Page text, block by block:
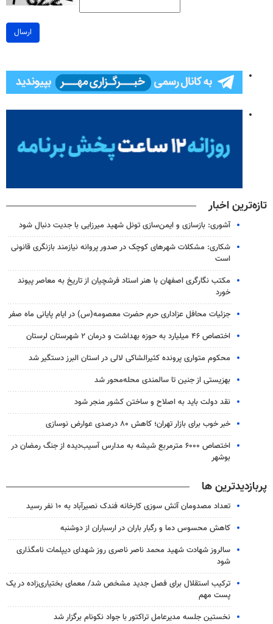
ارسال
تازه‌ترین اخبار
آشوری: بازسازی و ایمن‌سازی تونل شهید میرزایی با جدیت دنبال شود
شکاری: مشکلات شهرهای کوچک در صدور پروانه نیازمند بازنگری قانونی
است
مکتب نگارگری اصفهان با هنر استاد فرشچیان از تاریخ به معاصر پیوند
خورد
جزئیات محافل عزاداری حرم حضرت معصومه(س) در ایام پایانی ماه صفر
اختصاص ۴۶ میلیارد به حوزه بهداشت و درمان ۲ شهرستان لرستان
محکوم متواری پرونده کثیرالشاکی لالی در استان البرز دستگیر شد
بهزیستی از جنین تا سالمندی محله‌محور شد
نقد دولت باید به اصلاح و ساختن کشور منجر شود
خبر خوب برای بازار تهران؛ کاهش ۸۰ درصدی عوارض نوسازی
اختصاص ۶۰۰۰ مترمربع شیشه به مدارس آسیب‌دیده از جنگ رمضان در
بوشهر
پربازدیدترین ها
تعداد مصدومان آتش سوزی کارخانه فندک نصیرآباد به ۱۰ نفر رسید
کاهش محسوس دما و رگبار باران در ارسباران از دوشنبه
سالروز شهادت شهید محمد ناصر ناصری روز شهدای دیپلمات نامگذاری
شود
ترکیب استقلال برای فصل جدید مشخص شد/ معمای بختیاری‌زاده در یک
پست مهم
نخستین جلسه مدیرعامل تراکتور با جواد نکونام برگزار شد